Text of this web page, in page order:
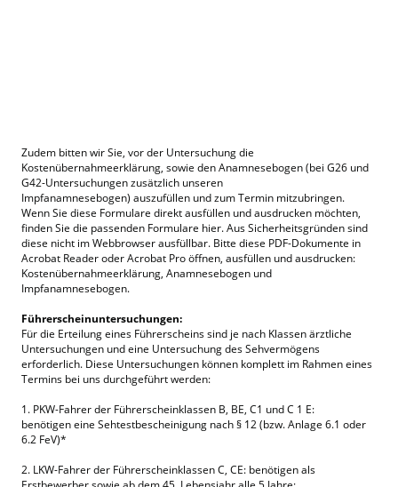
Zudem bitten wir Sie, vor der Untersuchung die
Kostenübernahmeerklärung, sowie den Anamnesebogen (bei G26 und
G42-Untersuchungen zusätzlich unseren
Impfanamnesebogen) auszufüllen und zum Termin mitzubringen.
Wenn Sie diese Formulare direkt ausfüllen und ausdrucken möchten,
finden Sie die passenden Formulare hier. Aus Sicherheitsgründen sind
diese nicht im Webbrowser ausfüllbar. Bitte diese PDF-Dokumente in
Acrobat Reader oder Acrobat Pro öffnen, ausfüllen und ausdrucken:
Kostenübernahmeerklärung, Anamnesebogen und
Impfanamnesebogen.
Führerscheinuntersuchungen:
Für die Erteilung eines Führerscheins sind je nach Klassen ärztliche
Untersuchungen und eine Untersuchung des Sehvermögens
erforderlich. Diese Untersuchungen können komplett im Rahmen eines
Termins bei uns durchgeführt werden:
1. PKW-Fahrer der Führerscheinklassen B, BE, C1 und C 1 E:
benötigen eine Sehtestbescheinigung nach § 12 (bzw. Anlage 6.1 oder
6.2 FeV)*
2. LKW-Fahrer der Führerscheinklassen C, CE: benötigen als